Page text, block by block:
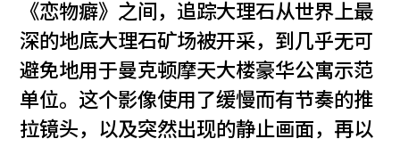
《恋物癖》之间，追踪大理石从世界上最
深的地底大理石矿场被开采，到几乎无可
避免地用于曼克顿摩天大楼豪华公寓示范
单位。这个影像使用了缓慢而有节奏的推
拉镜头，以及突然出现的静止画面，再以